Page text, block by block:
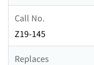
Call No.
Z19-145
Replaces